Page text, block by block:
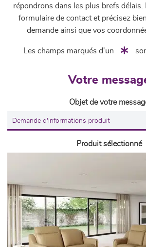
répondrons dans les plus brefs délais.
formulaire de contact et précisez
demande ainsi que vos
Les champs marqués d'un
Votre
Objet de votre
Produit sélectionné